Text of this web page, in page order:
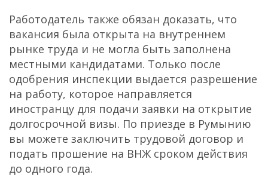
Работодатель также обязан доказать, что
вакансия была открыта на внутреннем
рынке труда и не могла быть заполнена
местными кандидатами. Только после
одобрения инспекции выдается разрешение
на работу, которое направляется
иностранцу для подачи заявки на открытие
долгосрочной визы. По приезде в Румынию
вы можете заключить трудовой договор и
подать прошение на ВНЖ сроком действия
до одного года.